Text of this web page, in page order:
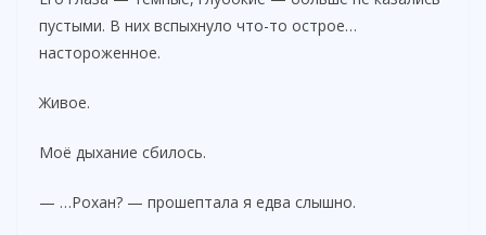
пустыми. В них вспыхнуло что-то острое…
настороженное.
Живое.
Моё дыхание сбилось.
— …Рохан? — прошептала я едва слышно.